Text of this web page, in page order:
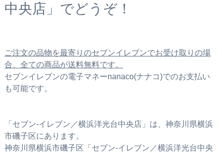
中央店」でどうぞ！
ご注文の品物を最寄りのセブンイレブンでお受け取りの場
合、全ての商品が送料無料です。
セブンイレブンの電子マネーnanaco(ナナコ)でのお支払い
も可能です。
「セブン‐イレブン／横浜洋光台中央店」は、神奈川県横浜
市磯子区にあります。
神奈川県横浜市磯子区「セブン‐イレブン／横浜洋光台中央